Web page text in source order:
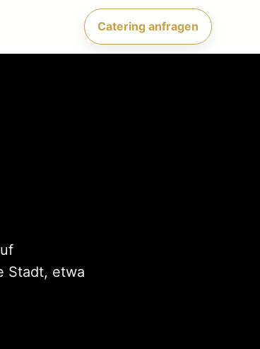
Catering anfragen
Stadt, etwa